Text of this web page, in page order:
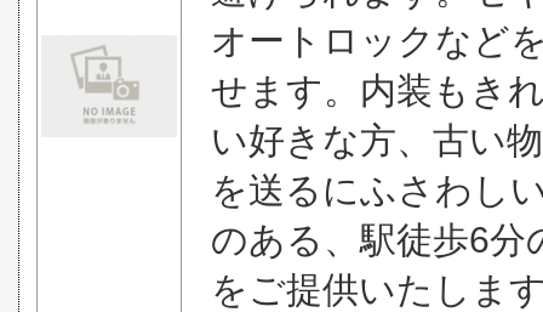
オートロックなど
せます。内装もき
い好きな方、古い
を送るにふさわし
のある、駅徒歩6分
をご提供いたしま